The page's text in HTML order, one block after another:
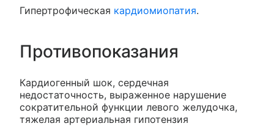
Гипертрофическая кардиомиопатия.
Противопоказания
Кардиогенный шок, сердечная
недостаточность, выраженное нарушение
сократительной функции левого желудочка,
тяжелая артериальная гипотензия